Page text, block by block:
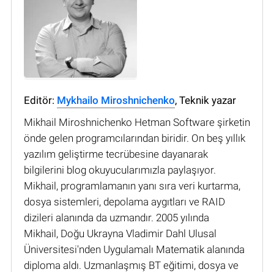
Editör: Mykhailo Miroshnichenko, Teknik yazar
Mikhail Miroshnichenko Hetman Software şirketin
önde gelen programcılarından biridir. On beş yıllık
yazılım geliştirme tecrübesine dayanarak
bilgilerini blog okuyucularımızla paylaşıyor.
Mikhail, programlamanın yanı sıra veri kurtarma,
dosya sistemleri, depolama aygıtları ve RAID
dizileri alanında da uzmandır. 2005 yılında
Mikhail, Doğu Ukrayna Vladimir Dahl Ulusal
Üniversitesi'nden Uygulamalı Matematik alanında
diploma aldı. Uzmanlaşmış BT eğitimi, dosya ve